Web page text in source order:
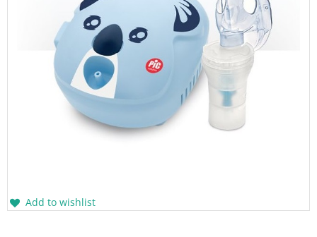
Add to wishlist